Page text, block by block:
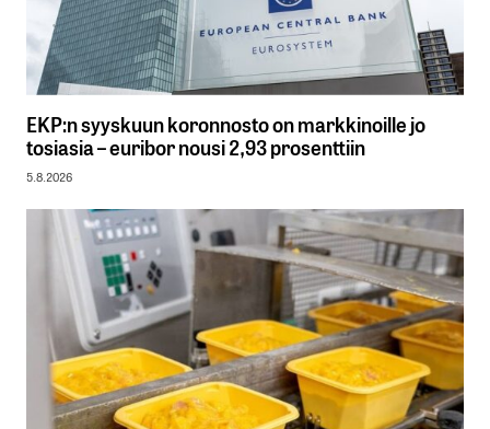
EKP:n syyskuun koronnosto on markkinoille jo
tosiasia – euribor nousi 2,93 prosenttiin
5.8.2026